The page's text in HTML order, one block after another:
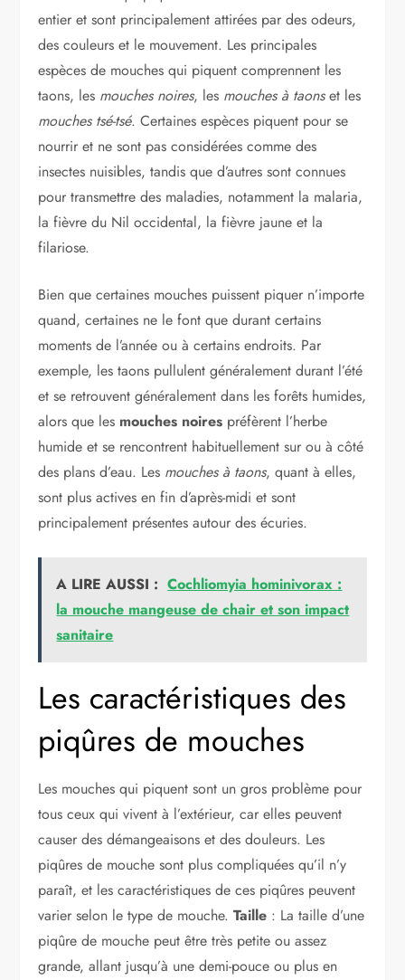
entier et sont principalement attirées par des odeurs,
des couleurs et le mouvement. Les principales
espèces de mouches qui piquent comprennent les
taons, les mouches noires, les mouches à taonset les
mouches tsé-tsé. Certaines espèces piquent pour se
nourrir et ne sont pas considérées comme des
insectes nuisibles, tandis que d’autres sont connues
pour transmettre des maladies, notamment la malaria,
la fièvre du Nil occidental, la fièvre jaune et la
filariose.
Bien que certaines mouches puissent piquer n’importe
quand, certaines ne le font que durant certains
moments de l’année ou à certains endroits. Par
exemple, les taons pullulent généralement durant l’été
et se retrouvent généralement dans les forêts humides,
alors que les mouches noires préfèrent l’herbe
humide et se rencontrent habituellement sur ou à côté
des plans d’eau. Les mouches à taons, quant à elles,
sont plus actives en fin d’après-midi et sont
principalement présentes autour des écuries.
A LIRE AUSSI : Cochliomyia hominivorax :
la mouche mangeuse de chair et son impact
sanitaire
Les caractéristiques des
piqûres de mouches
Les mouches qui piquent sont un gros problème pour
tous ceux qui vivent à l’extérieur, car elles peuvent
causer des démangeaisons et des douleurs. Les
piqûres de mouche sont plus compliquées qu’il n’y
paraît, et les caractéristiques de ces piqûres peuvent
varier selon le type de mouche.Taille : La taille d’une
piqûre de mouche peut être très petite ou assez
grande, allant jusqu’à une demi-pouce ou plus en